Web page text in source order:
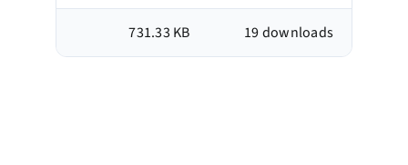
19 downloads
731.33 KB